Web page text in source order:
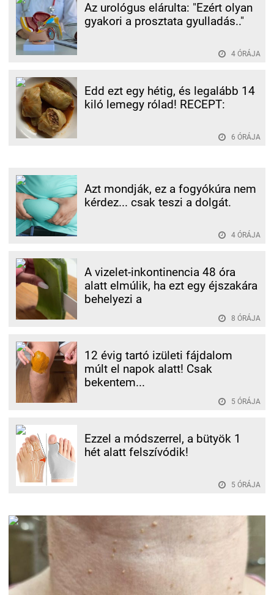
Az urológus elárulta: "Ezért olyan
gyakori a prosztata gyulladás.."
4 ÓRÁJA
Edd ezt egy hétig, és legalább 14
kiló lemegy rólad! RECEPT:
6 ÓRÁJA
Azt mondják, ez a fogyókúra nem
kérdez... csak teszi a dolgát.
4 ÓRÁJA
A vizelet-inkontinencia 48 óra
alatt elmúlik, ha ezt egy éjszakára
behelyezi a
8 ÓRÁJA
12 évig tartó izületi fájdalom
múlt el napok alatt! Csak
bekentem...
5 ÓRÁJA
Ezzel a módszerrel, a bütyök 1
hét alatt felszívódik!
5 ÓRÁJA